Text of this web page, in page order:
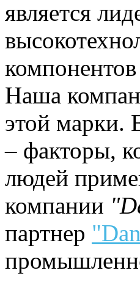
является
Наша
этой марки.
– факторы,
людей
компании
партнер